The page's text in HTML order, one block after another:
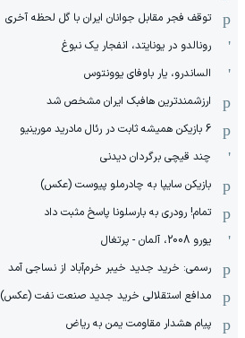
توقف فجر مقابل جوانان ایران با گل لحظه آخری
رونالدو در یونایتد، انفجار یک نبوغ
الساندرو، یار باوفای یوونتوس
ارزشمندترین هافبک ایران مشخص شد
6 بازیکن همیشه ثابت در رئال مادرید مورینیو
چند قیچی برگردان دیدنی
بازیکن سایپا به چادرملو پیوست (عکس)
تمام! رودری به بارسلونا پاسخ مثبت داد
یورو 2008، آلمان - پرتغال
رسمی: خرید جدید خیبر خرم‌آباد از نساجی آمد
مدافع استقلالی خرید جدید صنعت نفت (عکس)
پیام هشدار مقاومت یمن به ریاض